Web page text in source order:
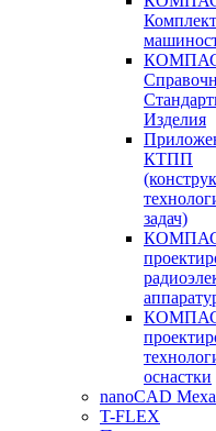
Изделия
КТПП
задач)
оснастки
nanoCAD
T-FLEX